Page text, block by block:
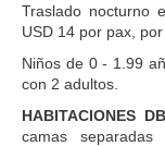
Traslado nocturno
USD 14 por pax, por
Niños de 0 - 1.99
con 2 adultos.
HABITACIONES
camas